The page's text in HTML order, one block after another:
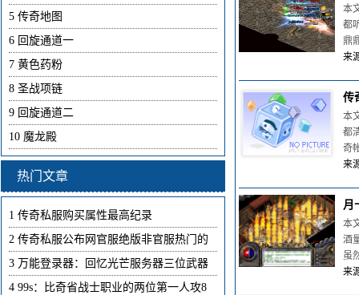
本
都
鼎
来
传
本
都
奇
来
月
本
酒
虽
来
5 传奇地图
6 回旋通道一
7 黄色药粉
8 圣战项链
9 回旋通道二
10 魔龙殿
热门文章
1 传奇私服购买属性最高纪录
2 传奇私服公布网官服绝版非官服热门的
3 万能登录器：回忆光芒服务器三位武器
4 99s：比奇省战士职业的两位第一人攻8